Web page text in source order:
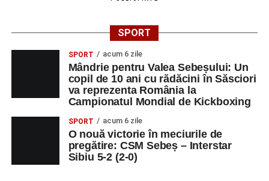
Gabi Virginia Șarga și Cătălin Rotaru, producător Gabi
DUMINICĂ, 23 AUGUST 2026
Râpa Roșie
„Cicloaventurier de Sebeș”
al competiției MTB pentru copii.
LUNI, 24 AUGUST 2026
SPORT
SPORT acum 6 zile
Mândrie pentru Valea Sebeșului: Un
copil de 10 ani cu rădăcini în Săsciori
va reprezenta România la
Campionatul Mondial de Kickboxing
SPORT acum 6 zile
O nouă victorie în meciurile de
pregătire: CSM Sebeș – Interstar
Sibiu 5-2 (2-0)